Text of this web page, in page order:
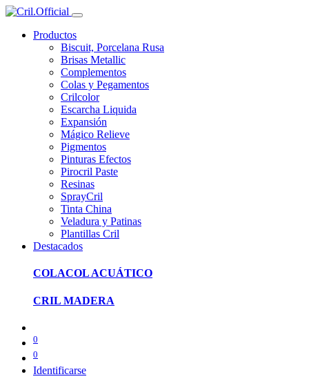
Productos
Biscuit, Porcelana Rusa
Brisas Metallic
Complementos
Colas y Pegamentos
Crilcolor
Escarcha Liquida
Expansión
Mágico Relieve
Pigmentos
Pinturas Efectos
Pirocril Paste
Resinas
SprayCril
Tinta China
Veladura y Patinas
Plantillas Cril
Destacados
COLACOL ACUÁTICO
CRIL MADERA
0
0
Identificarse